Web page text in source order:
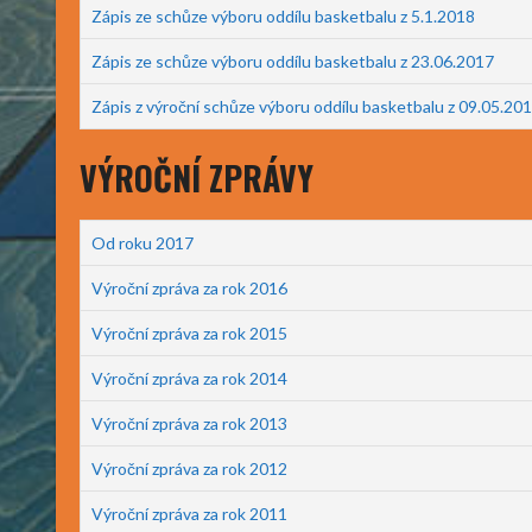
Zápis ze schůze výboru oddílu basketbalu z 5.1.2018
Zápis ze schůze výboru oddílu basketbalu z 23.06.2017
Zápis z výroční schůze výboru oddílu basketbalu z
VÝROČNÍ ZPRÁVY
Od roku 2017
Výroční zpráva za rok 2016
Výroční zpráva za rok 2015
Výroční zpráva za rok 2014
Výroční zpráva za rok 2013
Výroční zpráva za rok 2012
Výroční zpráva za rok 2011